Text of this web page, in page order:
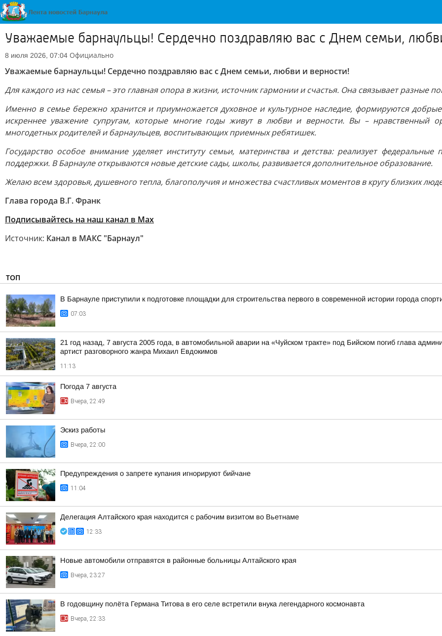
Уважаемые барнаульцы! Сердечно поздравляю вас с Днем семьи,
8 июля 2026, 07:04 Официально
Уважаемые барнаульцы! Сердечно поздравляю вас с Днем семьи, любви и верности!
Для каждого из нас семья – это главная опора в жизни, источник гармонии и счастья. Она связывает разные
Именно в семье бережно хранится и приумножается духовное и культурное наследие, формируются
искреннее уважение супругам, которые многие годы живут в любви и верности. Вы – нравственный
многодетных родителей и барнаульцев, воспитывающих приемных ребятишек.
Государство особое внимание уделяет институту семьи, материнства и детства: реализует
поддержки. В Барнауле открываются новые детские сады, школы, развивается дополнительное образование.
Желаю всем здоровья, душевного тепла, благополучия и множества счастливых моментов в кругу близких
Глава города В.Г. Франк
Подписывайтесь на наш канал в Max
Источник: Канал в МАКС "Барнаул"
ТОП
В Барнауле приступили к подготовке площадки для строительства первого в современной истории города
07:03
21 год назад, 7 августа 2005 года, в автомобильной аварии на «Чуйском тракте» под Бийском погиб глава
артист разговорного жанра Михаил Евдокимов
11:13
Погода 7 августа
Вчера, 22:49
Эскиз работы
Вчера, 22:00
Предупреждения о запрете купания игнорируют бийчане
11:04
Делегация Алтайского края находится с рабочим визитом во Вьетнаме
12:33
Новые автомобили отправятся в районные больницы Алтайского края
Вчера, 23:27
В годовщину полёта Германа Титова в его селе встретили внука легендарного космонавта
Вчера, 22:33